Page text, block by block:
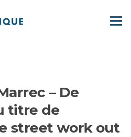
Menu
– De
titre de
street work out